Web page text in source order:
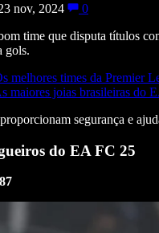
nov, 2024
0
time que disputa títulos
gols.
melhores times da Premier
maiores joias brasileiras do
segurança e
do EA FC 25